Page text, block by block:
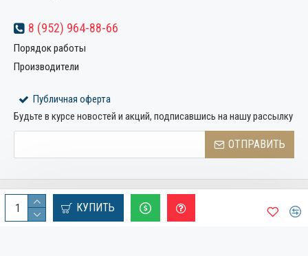
КУПИТЬ
8 (952) 964-88-66
Порядок работы
Производители
Публичная оферта
Будьте в курсе новостей и акций, подписавшись на нашу рассылку
ОТПРАВИТЬ
Copyright © 2022, Компания «Металлстрой32», Все права
защищены